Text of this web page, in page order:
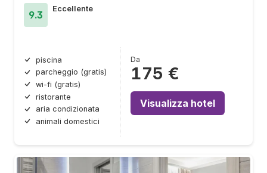
9.3
Eccellente
piscina
parcheggio (gratis)
wi-fi (gratis)
ristorante
aria condizionata
animali domestici
Da
175 €
Visualizza hotel